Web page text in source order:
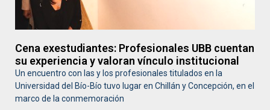
Cena exestudiantes: Profesionales UBB cuentan
su experiencia y valoran vínculo institucional
Un encuentro con las y los profesionales titulados en la
Universidad del Bío-Bío tuvo lugar en Chillán y Concepción, en el
marco de la conmemoración